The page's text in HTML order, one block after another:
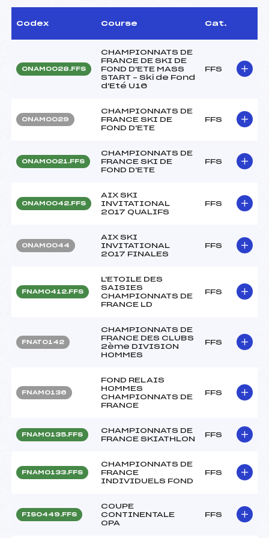
Codex Course Cat.
ONAM0028.FFS
CHAMPIONNATS DE
FRANCE DE SKI DE
FOND D'ETE MASS
START – Ski de Fond
d'Eté U16
FFS
ONAM0029
CHAMPIONNATS DE
FRANCE SKI DE
FOND D'ETE
FFS
ONAM0021.FFS
CHAMPIONNATS DE
FRANCE SKI DE
FOND D'ETE
FFS
ONAM0042.FFS
AIX SKI
INVITATIONAL
2017 QUALIFS
FFS
ONAM0044
AIX SKI
INVITATIONAL
2017 FINALES
FFS
FNAM0412.FFS
L'ETOILE DES
SAISIES
CHAMPIONNATS DE
FRANCE LD
FFS
FNAT0142
CHAMPIONNATS DE
FRANCE DES CLUBS
2ème DIVISION
HOMMES
FFS
FNAM0136
FOND RELAIS
HOMMES
CHAMPIONNATS DE
FRANCE
FFS
FNAM0135.FFS
CHAMPIONNATS DE
FRANCE SKIATHLON
FFS
FNAM0133.FFS
CHAMPIONNATS DE
FRANCE
INDIVIDUELS FOND
FFS
FIS0449.FFS
COUPE
CONTINENTALE
OPA
FFS